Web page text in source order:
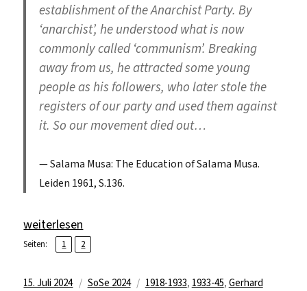
establishment of the Anarchist Party. By
‘anarchist’, he understood what is now
commonly called ‘communism’. Breaking
away from us, he attracted some young
people as his followers, who later stole the
registers of our party and used them against
it. So our movement died out…
Salama Musa: The Education of Salama Musa.
Leiden 1961, S.136.
„Wie aus dem Gründer der Kommunistischen Partei
weiterlesen
Seiten: Seite
1 ,Seite
2
Veröffentlicht
15. Juli 2024 Kategorien
SoSe 2024 Schlagwörter
1918-1933, 1933-45, Gerhard